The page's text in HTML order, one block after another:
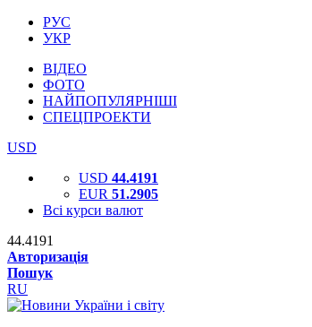
РУС
УКР
ВІДЕО
ФОТО
НАЙПОПУЛЯРНІШІ
СПЕЦПРОЕКТИ
USD
USD 44.4191
EUR 51.2905
Всі курси валют
44.4191
Авторизація
Пошук
RU